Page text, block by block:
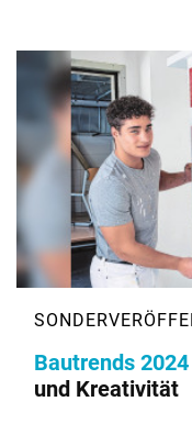
Bautrends 2024
und Kreativität